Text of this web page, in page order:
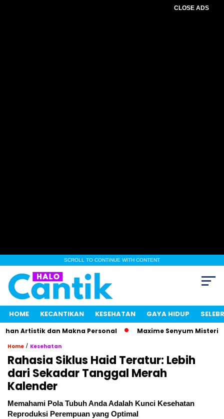
CLOSE ADS
SCROLL TO CONTINUE WITH CONTENT
HOME KECANTIKAN KESEHATAN GAYA HIDUP
dan Makna Personal Maxime Senyum Misterius,
Home / Kesehatan
Rahasia Siklus Haid Teratur: Lebih
dari Sekadar Tanggal Merah
Kalender
Memahami Pola Tubuh Anda Adalah Kunci Kesehatan
Reproduksi Perempuan yang Optimal